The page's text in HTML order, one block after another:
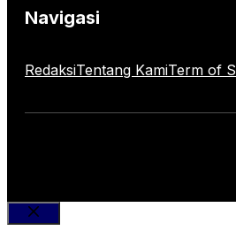
Navigasi
RedaksiTentang KamiTerm of
Close